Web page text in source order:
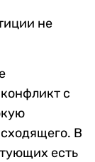
не
с
В
есть